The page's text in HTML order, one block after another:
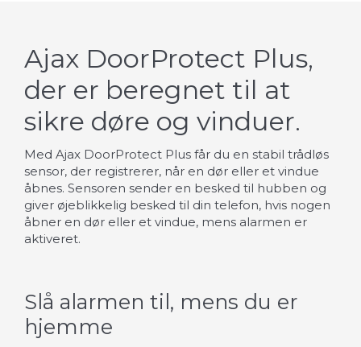
Ajax DoorProtect Plus,
der er beregnet til at
sikre døre og vinduer.
Med Ajax DoorProtect Plus får du en stabil trådløs
sensor, der registrerer, når en dør eller et vindue
åbnes. Sensoren sender en besked til hubben og
giver øjeblikkelig besked til din telefon, hvis nogen
åbner en dør eller et vindue, mens alarmen er
aktiveret.
Slå alarmen til, mens du er
hjemme